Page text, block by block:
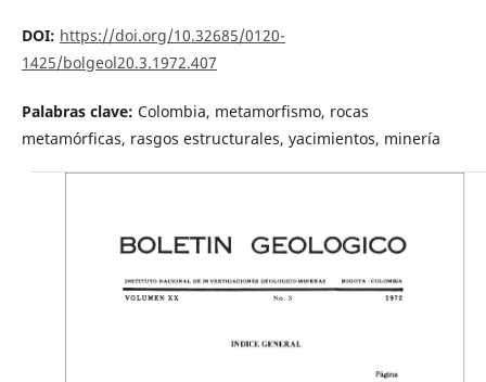
DOI: https://doi.org/10.32685/0120-
1425/bolgeol20.3.1972.407
Palabras clave: Colombia, metamorfismo, rocas
metamórficas, rasgos estructurales, yacimientos, minería